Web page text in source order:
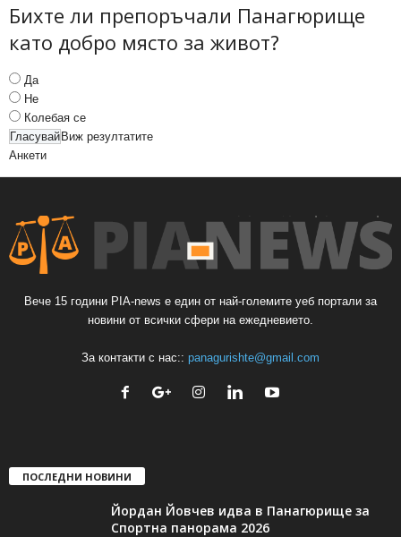
Бихте ли препоръчали Панагюрище
като добро място за живот?
Да
Не
Колебая се
Виж резултатите
Анкети
Вече 15 години PIA-news е един от най-големите уеб портали за
новини от всички сфери на ежедневието.
За контакти с нас:: panagurishte@gmail.com
ПОСЛЕДНИ НОВИНИ
Йордан Йовчев идва в Панагюрище за
Спортна панорама 2026